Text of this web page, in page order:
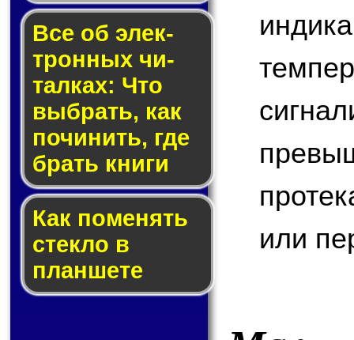
Все об элек­
трон­ных чи­
тал­ках: Что
выб­рать, как
по­чи­нить, где
брать кни­ги
Как по­ме­нять
стек­ло в
планшете
или